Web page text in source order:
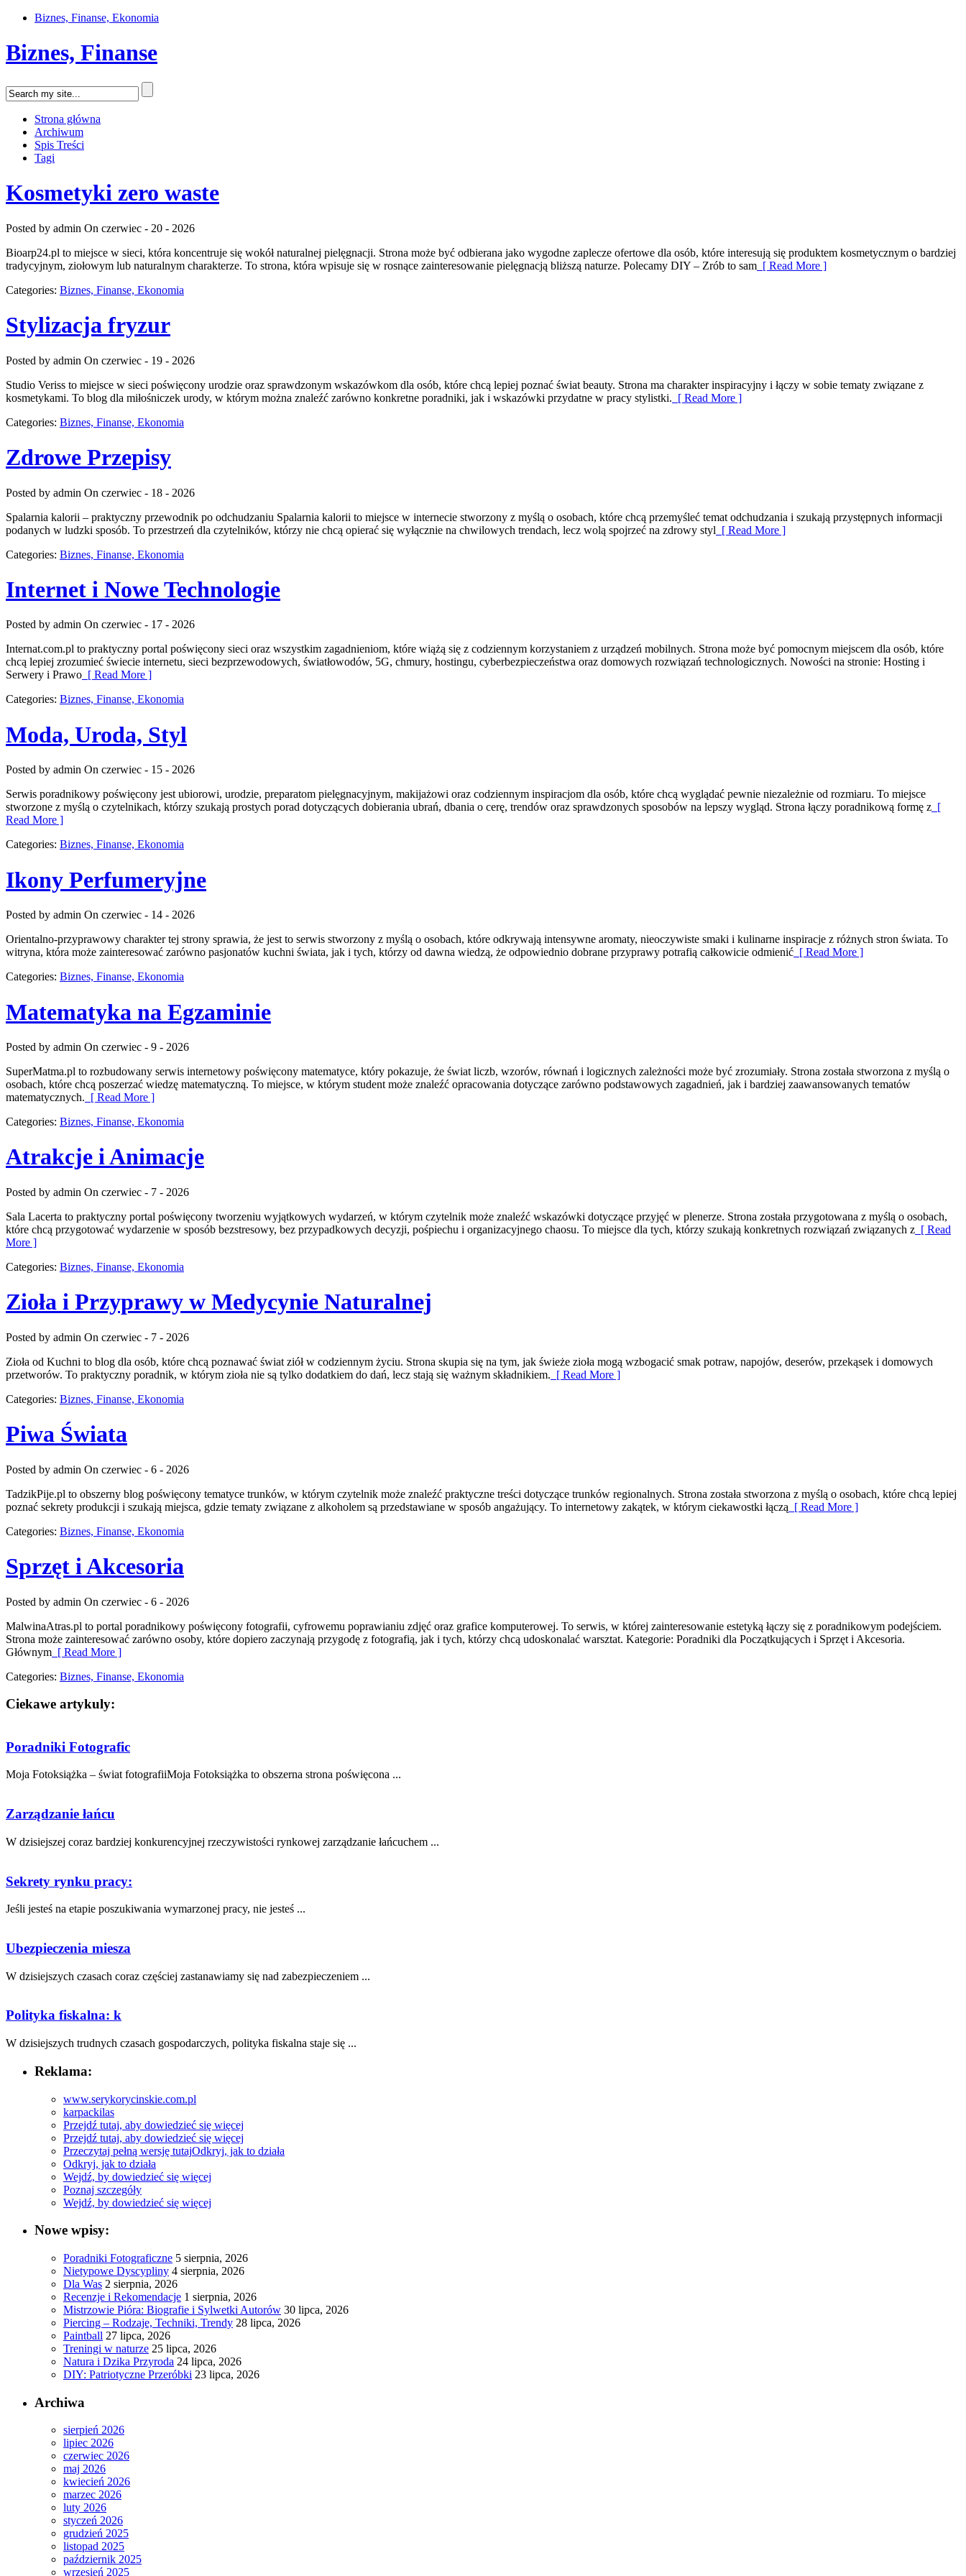
Biznes, Finanse, Ekonomia
Biznes, Finanse
Strona główna
Archiwum
Spis Treści
Tagi
Kosmetyki zero waste
Posted by admin On czerwiec - 20 - 2026
Bioarp24.pl to miejsce w sieci, która koncentruje się wokół naturalnej pielęgnacji. Strona może być odbierana jako wygodne zaplecze ofertowe dla osób, które interesują się produktem kosmetycznym o bardziej
tradycyjnym, ziołowym lub naturalnym charakterze. To strona, która wpisuje się w rosnące zainteresowanie pielęgnacją bliższą naturze. Polecamy DIY – Zrób to sam [ Read More ]
Categories: Biznes, Finanse, Ekonomia
Stylizacja fryzur
Posted by admin On czerwiec - 19 - 2026
Studio Veriss to miejsce w sieci poświęcony urodzie oraz sprawdzonym wskazówkom dla osób, które chcą lepiej poznać świat beauty. Strona ma charakter inspiracyjny i łączy w sobie tematy związane z
kosmetykami. To blog dla miłośniczek urody, w którym można znaleźć zarówno konkretne poradniki, jak i wskazówki przydatne w pracy stylistki. [ Read More ]
Categories: Biznes, Finanse, Ekonomia
Zdrowe Przepisy
Posted by admin On czerwiec - 18 - 2026
Spalarnia kalorii – praktyczny przewodnik po odchudzaniu Spalarnia kalorii to miejsce w internecie stworzony z myślą o osobach, które chcą przemyśleć temat odchudzania i szukają przystępnych informacji
podanych w ludzki sposób. To przestrzeń dla czytelników, którzy nie chcą opierać się wyłącznie na chwilowych trendach, lecz wolą spojrzeć na zdrowy styl [ Read More ]
Categories: Biznes, Finanse, Ekonomia
Internet i Nowe Technologie
Posted by admin On czerwiec - 17 - 2026
Internat.com.pl to praktyczny portal poświęcony sieci oraz wszystkim zagadnieniom, które wiążą się z codziennym korzystaniem z urządzeń mobilnych. Strona może być pomocnym miejscem dla osób, które
chcą lepiej zrozumieć świecie internetu, sieci bezprzewodowych, światłowodów, 5G, chmury, hostingu, cyberbezpieczeństwa oraz domowych rozwiązań technologicznych. Nowości na stronie: Hosting i
Serwery i Prawo [ Read More ]
Categories: Biznes, Finanse, Ekonomia
Moda, Uroda, Styl
Posted by admin On czerwiec - 15 - 2026
Serwis poradnikowy poświęcony jest ubiorowi, urodzie, preparatom pielęgnacyjnym, makijażowi oraz codziennym inspiracjom dla osób, które chcą wyglądać pewnie niezależnie od rozmiaru. To miejsce
stworzone z myślą o czytelnikach, którzy szukają prostych porad dotyczących dobierania ubrań, dbania o cerę, trendów oraz sprawdzonych sposobów na lepszy wygląd. Strona łączy poradnikową formę z [
Read More ]
Categories: Biznes, Finanse, Ekonomia
Ikony Perfumeryjne
Posted by admin On czerwiec - 14 - 2026
Orientalno-przyprawowy charakter tej strony sprawia, że jest to serwis stworzony z myślą o osobach, które odkrywają intensywne aromaty, nieoczywiste smaki i kulinarne inspiracje z różnych stron świata. To
witryna, która może zainteresować zarówno pasjonatów kuchni świata, jak i tych, którzy od dawna wiedzą, że odpowiednio dobrane przyprawy potrafią całkowicie odmienić [ Read More ]
Categories: Biznes, Finanse, Ekonomia
Matematyka na Egzaminie
Posted by admin On czerwiec - 9 - 2026
SuperMatma.pl to rozbudowany serwis internetowy poświęcony matematyce, który pokazuje, że świat liczb, wzorów, równań i logicznych zależności może być zrozumiały. Strona została stworzona z myślą o
osobach, które chcą poszerzać wiedzę matematyczną. To miejsce, w którym student może znaleźć opracowania dotyczące zarówno podstawowych zagadnień, jak i bardziej zaawansowanych tematów
matematycznych. [ Read More ]
Categories: Biznes, Finanse, Ekonomia
Atrakcje i Animacje
Posted by admin On czerwiec - 7 - 2026
Sala Lacerta to praktyczny portal poświęcony tworzeniu wyjątkowych wydarzeń, w którym czytelnik może znaleźć wskazówki dotyczące przyjęć w plenerze. Strona została przygotowana z myślą o osobach,
które chcą przygotować wydarzenie w sposób bezstresowy, bez przypadkowych decyzji, pośpiechu i organizacyjnego chaosu. To miejsce dla tych, którzy szukają konkretnych rozwiązań związanych z [ Read
More ]
Categories: Biznes, Finanse, Ekonomia
Zioła i Przyprawy w Medycynie Naturalnej
Posted by admin On czerwiec - 7 - 2026
Zioła od Kuchni to blog dla osób, które chcą poznawać świat ziół w codziennym życiu. Strona skupia się na tym, jak świeże zioła mogą wzbogacić smak potraw, napojów, deserów, przekąsek i domowych
przetworów. To praktyczny poradnik, w którym zioła nie są tylko dodatkiem do dań, lecz stają się ważnym składnikiem. [ Read More ]
Categories: Biznes, Finanse, Ekonomia
Piwa Świata
Posted by admin On czerwiec - 6 - 2026
TadzikPije.pl to obszerny blog poświęcony tematyce trunków, w którym czytelnik może znaleźć praktyczne treści dotyczące trunków regionalnych. Strona została stworzona z myślą o osobach, które chcą lepiej
poznać sekrety produkcji i szukają miejsca, gdzie tematy związane z alkoholem są przedstawiane w sposób angażujący. To internetowy zakątek, w którym ciekawostki łączą [ Read More ]
Categories: Biznes, Finanse, Ekonomia
Sprzęt i Akcesoria
Posted by admin On czerwiec - 6 - 2026
MalwinaAtras.pl to portal poradnikowy poświęcony fotografii, cyfrowemu poprawianiu zdjęć oraz grafice komputerowej. To serwis, w której zainteresowanie estetyką łączy się z poradnikowym podejściem.
Strona może zainteresować zarówno osoby, które dopiero zaczynają przygodę z fotografią, jak i tych, którzy chcą udoskonalać warsztat. Kategorie: Poradniki dla Początkujących i Sprzęt i Akcesoria.
Głównym [ Read More ]
Categories: Biznes, Finanse, Ekonomia
Ciekawe artykuly:
Poradniki Fotografic
Moja Fotoksiążka – świat fotografiiMoja Fotoksiążka to obszerna strona poświęcona ...
Zarządzanie łańcu
W ⁤dzisiejszej coraz bardziej konkurencyjnej rzeczywistości rynkowej zarządzanie łańcuchem ...
Sekrety rynku pracy:
Jeśli jesteś na etapie poszukiwania wymarzonej pracy, nie jesteś ...
Ubezpieczenia miesza
W dzisiejszych ⁣czasach coraz częściej zastanawiamy się nad ​zabezpieczeniem ...
Polityka fiskalna: k
W⁤ dzisiejszych trudnych czasach⁣ gospodarczych, polityka fiskalna staje się ...
Reklama:
www.serykorycinskie.com.pl
karpackilas
Przejdź tutaj, aby dowiedzieć się więcej
Przejdź tutaj, aby dowiedzieć się więcej
Przeczytaj pełną wersję tutajOdkryj, jak to działa
Odkryj, jak to działa
Wejdź, by dowiedzieć się więcej
Poznaj szczegóły
Wejdź, by dowiedzieć się więcej
Nowe wpisy:
Poradniki Fotograficzne 5 sierpnia, 2026
Nietypowe Dyscypliny 4 sierpnia, 2026
Dla Was 2 sierpnia, 2026
Recenzje i Rekomendacje 1 sierpnia, 2026
Mistrzowie Pióra: Biografie i Sylwetki Autorów 30 lipca, 2026
Piercing – Rodzaje, Techniki, Trendy 28 lipca, 2026
Paintball 27 lipca, 2026
Treningi w naturze 25 lipca, 2026
Natura i Dzika Przyroda 24 lipca, 2026
DIY: Patriotyczne Przeróbki 23 lipca, 2026
Archiwa
sierpień 2026
lipiec 2026
czerwiec 2026
maj 2026
kwiecień 2026
marzec 2026
luty 2026
styczeń 2026
grudzień 2025
listopad 2025
październik 2025
wrzesień 2025